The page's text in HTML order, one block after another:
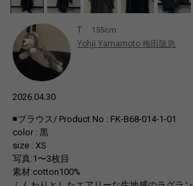
T 155cm
Yohji Yamamoto 梅田阪急
2026.04.30
◾️ブラウス/ Product No : FK-B68-014-1-01
color : 黒
size : XS
写真:1〜3枚目
素材:cotton100%